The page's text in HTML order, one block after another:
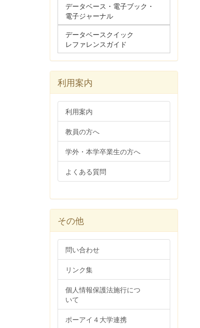
データベース・電子ブック・
電子ジャーナル
データベースクイック
レファレンスガイド
利用案内
利用案内
教員の方へ
学外・本学卒業生の方へ
よくある質問
その他
問い合わせ
リンク集
個人情報保護法施行につ
いて
ポーアイ４大学連携